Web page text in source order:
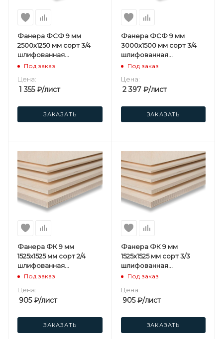
Фанера ФСФ 9 мм
2500х1250 мм сорт 3/4
шлифованная
березовая
Под заказ
Цена:
1 355₽/лист
ЗАКАЗАТЬ
Фанера ФСФ 9 мм
3000х1500 мм сорт 3/4
шлифованная
березовая
Под заказ
Цена:
2 397₽/лист
ЗАКАЗАТЬ
Фанера ФК 9 мм
1525х1525 мм сорт 2/4
шлифованная
березовая
Под заказ
Цена:
905₽/лист
ЗАКАЗАТЬ
Фанера ФК 9 мм
1525х1525 мм сорт 3/3
шлифованная
березовая
Под заказ
Цена:
905₽/лист
ЗАКАЗАТЬ